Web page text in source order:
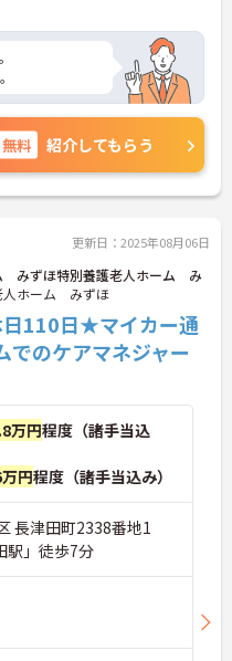
無料 紹介してもらう
更新日：2025年08月06日
みずほ特別養護老人ホーム み
人ホーム みずほ
日110日★マイカー通
のケアマネジャー
万円程度（諸手当込
円程度（諸手当込み）
長津田町2338番地1
駅」徒歩7分